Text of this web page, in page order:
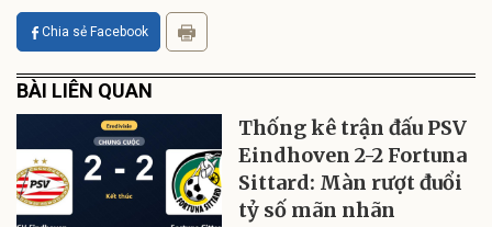
Chia sẻ Facebook
BÀI LIÊN QUAN
Thống kê trận đấu PSV
Eindhoven 2-2 Fortuna
Sittard: Màn rượt đuổi
tỷ số mãn nhãn